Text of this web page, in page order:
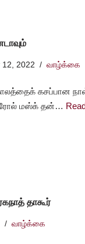
12, 2022 வாழ்க்கை
கசப்பான
மஸ்க் தன்…
தாகூர்
வாழ்க்கை